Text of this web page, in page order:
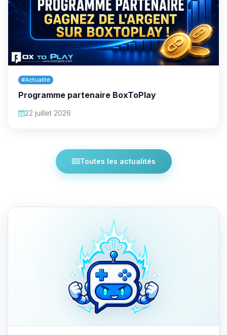
#Actualité
Programme partenaire BoxToPlay
22 juillet 2026
Toutes les actualités